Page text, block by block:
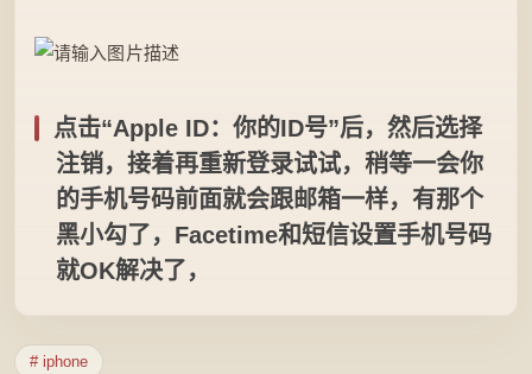
点击“Apple ID：你的ID号”后，然后选择
注销，接着再重新登录试试，稍等一会你
的手机号码前面就会跟邮箱一样，有那个
黑小勾了，Facetime和短信设置手机号码
就OK解决了，
# iphone